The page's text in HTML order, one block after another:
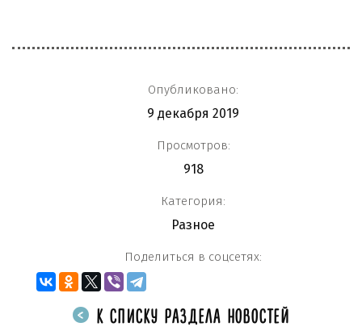
Опубликовано:
9 декабря 2019
Просмотров:
918
Категория:
Разное
Поделиться в соцсетях:
К СПИСКУ РАЗДЕЛА НОВОСТЕЙ